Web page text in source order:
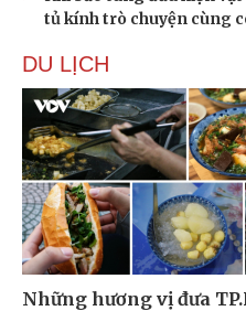
tủ kính trò chuyện cùng
DU LỊCH
Những hương vị đưa